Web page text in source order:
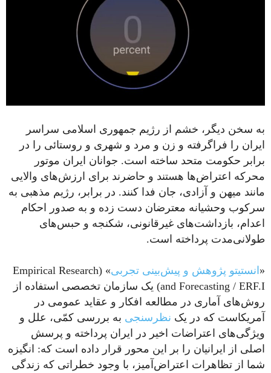
به سخن دیگر، خشم از رژیم جمهوری اسلامی سراسر
ایران را فراگرفته و زن و مرد و شهری و روستائی را در
برابر حکومت متحد ساخته است. جوانان ایران موتور
محرکه اعتراض‌ها هستند و حاضرند برای ارزش‌های والایی
مانند میهن و آزادی، جان فدا کنند. در برابر، رژیم مذهبی به
سرکوب وحشیانه معترضان دست زده و به صدور احکام
اعدام، بازداشت‌های غیرقانونی، شکنجه و حبس‌های
طولانی‌مدت پرداخته است.
« انستیتو پژوهش و پیش‌بینی تجربی
» (Empirical Research
and Forecasting / ERF.I) یک سازمان تخصصی استفاده از
روش‌های آماری در مطالعه افکار و عقاید عمومی‌ در
آمریکاست که در یک نظرسنجی به بررسی کمّی، علل و
ویژگی‌های اعتراضات اخیر در ایران پرداخته و پرسش
اصلی از ایرانیان را بر این محور قرار داده است که: انگیزه
شما از تظاهرات اعتراض‌آمیز، با وجود خطراتی که زندگی